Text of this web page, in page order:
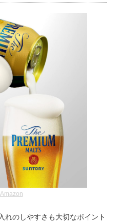
れのしやすさも大切なポイント